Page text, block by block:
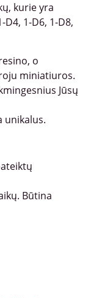
kurie yra
1-D6, 1-D8,
o
miniatiuros.
Jūsų
unikalus.
Būtina